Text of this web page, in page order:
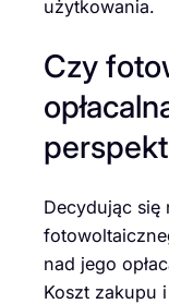
użytkowania.
Czy
Decydując się
nad jego
Koszt zakupu